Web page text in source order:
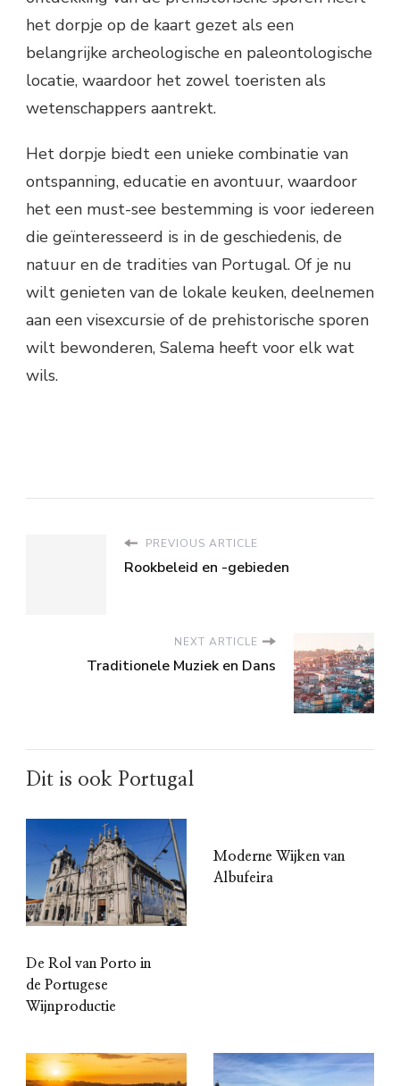
het dorpje op de kaart gezet als een
belangrijke archeologische en paleontologische
locatie, waardoor het zowel toeristen als
wetenschappers aantrekt.
Het dorpje biedt een unieke combinatie van
ontspanning, educatie en avontuur, waardoor
het een must-see bestemming is voor iedereen
die geïnteresseerd is in de geschiedenis, de
natuur en de tradities van Portugal. Of je nu
wilt genieten van de lokale keuken, deelnemen
aan een visexcursie of de prehistorische sporen
wilt bewonderen, Salema heeft voor elk wat
wils.
PREVIOUS ARTICLE
Rookbeleid en -gebieden
NEXT ARTICLE
Traditionele Muziek en Dans
Dit is ook Portugal
De Rol van Porto in
de Portugese
Wijnproductie
Moderne Wijken van
Albufeira